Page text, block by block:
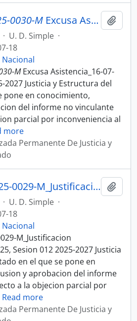
0030-M Excusa Asistencia_16-07-25, Sesion 012 Justicia y Estructura del Estado
· U. D. Simple ·
18
MExcusa Asistencia_16-07-
2027 Justicia y Estructura del
pone en conocimiento,
del informe no vinculante
parcial por inconveniencia al
more
Permanente De Justicia y
009_An-Ncjf-2025-0029-M_Justificacion Inasistencia_17-07-25, Sesion 012 Justicia y Estructura del Estado
· U. D. Simple ·
18
M_Justificacion
Sesion 012 2025-2027 Justicia
en el que se pone en
y aprobacion del informe
a la objecion parcial por
Read more
Permanente De Justicia y